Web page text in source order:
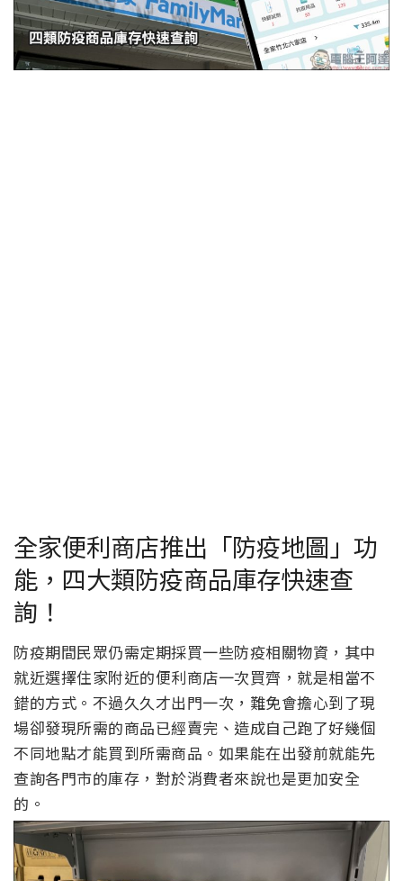
全家便利商店推出「防疫地圖」功
能，四大類防疫商品庫存快速查
詢！
防疫期間民眾仍需定期採買一些防疫相關物資，其中
就近選擇住家附近的便利商店一次買齊，就是相當不
錯的方式。不過久久才出門一次，難免會擔心到了現
場卻發現所需的商品已經賣完、造成自己跑了好幾個
不同地點才能買到所需商品。如果能在出發前就能先
查詢各門市的庫存，對於消費者來說也是更加安全
的。